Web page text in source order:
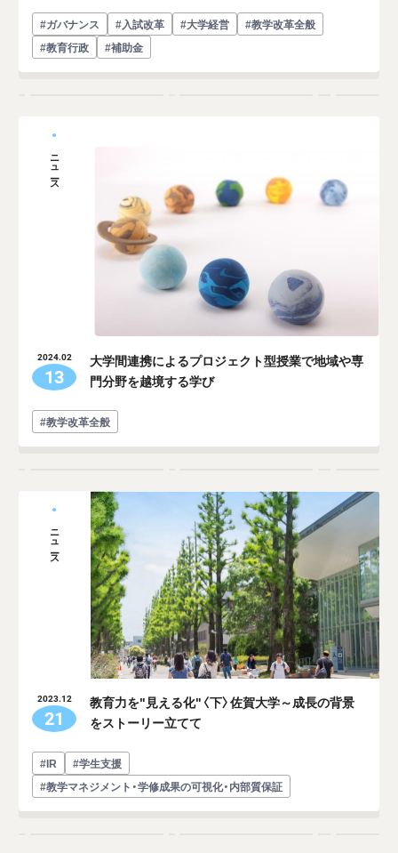
#ガバナンス #入試改革 #大学経営
#教学改革全般
#教育行政
#補助金
ニュース
2024.02
13
大学間連携によるプロジェクト型授業で地域や専
門分野を越境する学び
#教学改革全般
ニュース
2023.12
21
教育力を"見える化"〈下〉佐賀大学～成長の背景
をストーリー立てて
#IR
#学生支援
#教学マネジメント・学修成果の可視化・内部質保証